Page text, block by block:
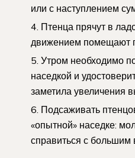
или с наступлением
Птенца прячут в
движением помещают
Утром необходимо
наседкой и
заметила увеличения
Подсаживать
«опытной» наседке:
справиться с большим